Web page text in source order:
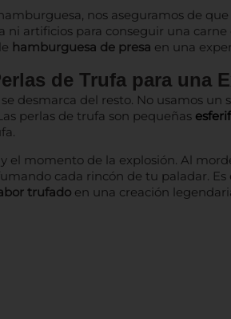
nos aseguramos de
ni artificios para conseguir una
hamburguesa de presa en una
de Trufa para una
desmarca del resto. No usamos
perlas de trufa son pequeñas
el momento de la explosión. Al
cada rincón de tu paladar.
trufado en una creación